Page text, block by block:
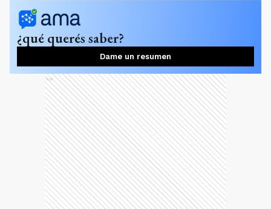
¿qué querés saber?
Dame un resumen
Ads